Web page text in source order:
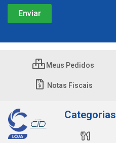
Meus Pedidos
Notas Fiscais
Categorias